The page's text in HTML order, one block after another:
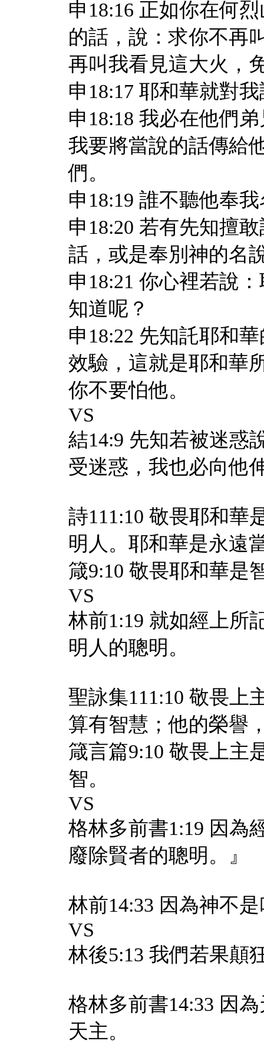
申18:16 正如你在何
的話，說：求你不再
再叫我看見這大火，
申18:17 耶和華就對
申18:18 我必在他們
我要將當說的話傳給
們。
申18:19 誰不聽他奉
申18:20 若有先知擅
話，或是奉別神的名
申18:21 你心裡若說
知道呢？
申18:22 先知託耶和
效驗，這就是耶和華
你不要怕他。
VS
結14:9 先知若被迷惑
受迷惑，我也必向他
詩111:10 敬畏耶和華
明人。耶和華是永遠
箴9:10 敬畏耶和華是
VS
林前1:19 就如經上所
明人的聰明。
聖詠集111:10 敬畏上
算有智慧；他的榮譽
箴言篇9:10 敬畏上主
智。
VS
格林多前書1:19 因為
廢除賢者的聰明。』
林前14:33 因為神不
VS
林後5:13 我們若果顛
格林多前書14:33 因
天主。